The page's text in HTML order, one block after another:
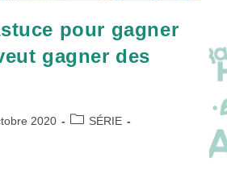
pour gagner
gagner des
2020
PostSÉRIE